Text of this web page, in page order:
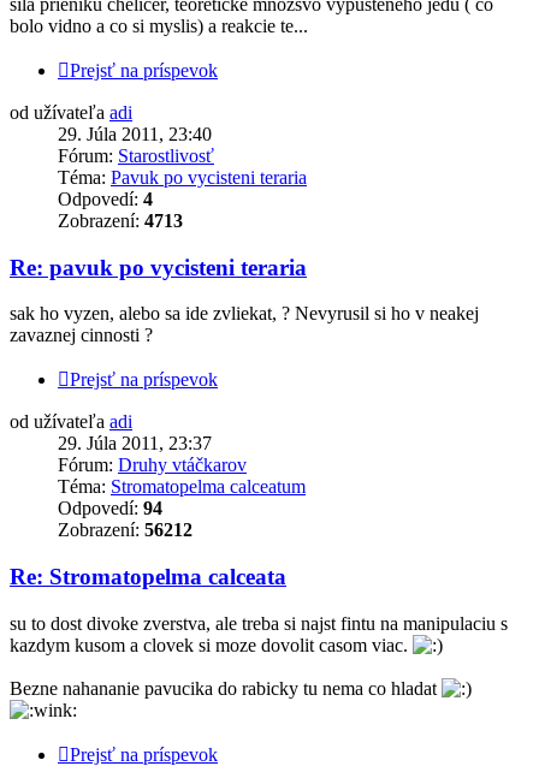
bolo vidno a co si myslis) a reakcie te...
Prejsť na príspevok
od užívateľa adi
29. Júla 2011, 23:40
Fórum: Starostlivosť
Téma: Pavuk po vycisteni teraria
Odpovedí: 4
Zobrazení: 4713
Re: pavuk po vycisteni teraria
sak ho vyzen, alebo sa ide zvliekat, ? Nevyrusil si ho v neakej
zavaznej cinnosti ?
Prejsť na príspevok
od užívateľa adi
29. Júla 2011, 23:37
Fórum: Druhy vtáčkarov
Téma: Stromatopelma calceatum
Odpovedí: 94
Zobrazení: 56212
Re: Stromatopelma calceata
su to dost divoke zverstva, ale treba si najst fintu na manipulaciu s
kazdym kusom a clovek si moze dovolit casom viac.
Bezne nahananie pavucika do rabicky tu nema co hladat
Prejsť na príspevok